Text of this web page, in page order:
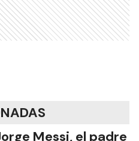
Messi, el padre